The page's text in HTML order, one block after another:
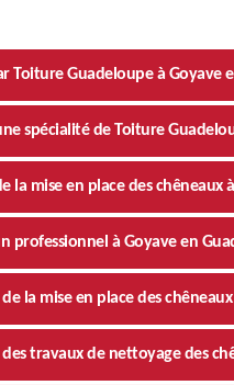
Toiture Guadeloupe à Goyave
spécialité de Toiture
la mise en place des chêneaux
professionnel à Goyave en
la mise en place des
travaux de nettoyage des